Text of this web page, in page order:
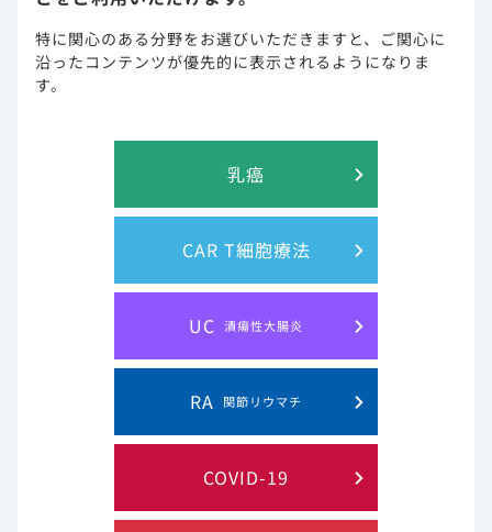
このウェブサイト上に含まれる情報は、医師または薬剤師による指導に
代わるものではございません。
サイトマップ
特に関心のある分野をお選びいただきますと、 ご関心に
沿ったコンテンツが優先的に表示されるようになりま
す。
乳癌
CAR T細胞療法
UC 潰瘍性大腸炎
RA 関節リウマチ
COVID-19